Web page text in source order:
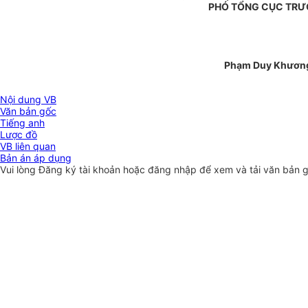
PHÓ TỔNG CỤC
Phạm Duy
Nội dung VB
Văn bản gốc
Tiếng anh
Lược đồ
VB liên quan
Bản án áp dụng
Vui lòngĐăng ký tài khoản hoặc đăng nhập để xem và tải văn bản